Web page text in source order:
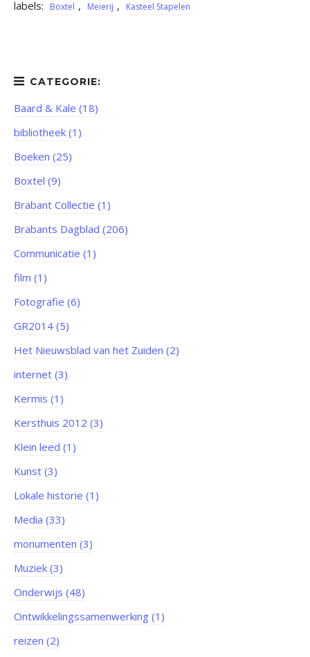
labels: Boxtel , Meierij , Kasteel Stapelen
Baard & Kale (18)
bibliotheek (1)
Boeken (25)
Boxtel (9)
Brabant Collectie (1)
Brabants Dagblad (206)
Communicatie (1)
film (1)
Fotografie (6)
GR2014 (5)
Het Nieuwsblad van het Zuiden (2)
internet (3)
Kermis (1)
Kersthuis 2012 (3)
Klein leed (1)
Kunst (3)
Lokale historie (1)
Media (33)
monumenten (3)
Muziek (3)
Onderwijs (48)
Ontwikkelingssamenwerking (1)
reizen (2)